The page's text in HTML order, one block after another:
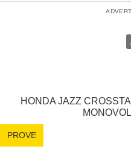
HONDA JAZZ
PROVE